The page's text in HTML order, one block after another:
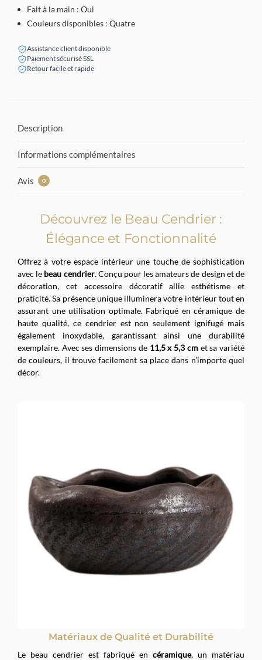
Fait à la main : Oui
Couleurs disponibles : Quatre
Assistance client disponible
Paiement sécurisé SSL
Retour facile et rapide
Description
Informations complémentaires
Avis 0
Découvrez le Beau Cendrier :
Élégance et Fonctionnalité
Offrez à votre espace intérieur une touche de sophistication
avec le beau cendrier. Conçu pour les amateurs de design et de
décoration, cet accessoire décoratif allie esthétisme et
praticité. Sa présence unique illuminera votre intérieur tout en
assurant une utilisation optimale. Fabriqué en céramique de
haute qualité, ce cendrier est non seulement ignifugé mais
également inoxydable, garantissant ainsi une durabilité
exemplaire. Avec ses dimensions de 11,5 x 5,3 cmet sa variété
de couleurs, il trouve facilement sa place dans n’importe quel
décor.
Matériaux de Qualité et Durabilité
Le beau cendrier est fabriqué en céramique, un matériau